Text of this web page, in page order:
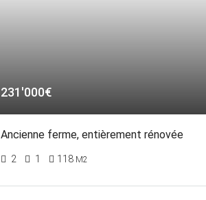
231'000€
Ancienne ferme, entièrement rénovée
2 1 118 M2